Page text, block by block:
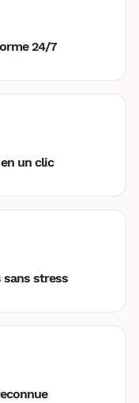
24/7
un clic
stress